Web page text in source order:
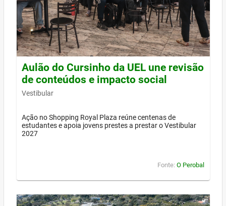
Aulão do Cursinho da UEL une revisão
de conteúdos e impacto social
Vestibular
Ação no Shopping Royal Plaza reúne centenas de
estudantes e apoia jovens prestes a prestar o Vestibular
2027
Fonte: O Perobal